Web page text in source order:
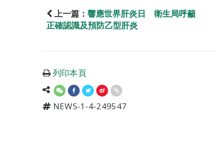
上一篇：響應世界肝炎日 衛生局呼籲
正確認識及預防乙型肝炎
列印本頁
NEWS-1-4-249547